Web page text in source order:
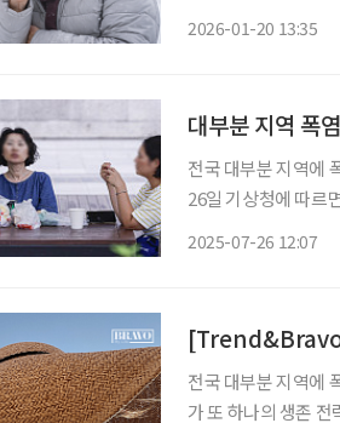
2026-01-20 13:35
전국 대부분 지역에
26일 기상청에 따르
2025-07-26 12:07
[Trend&Bravo]
전국 대부분 지역에
가 또 하나의 생존